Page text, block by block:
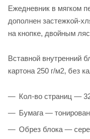
Ежедневник в мягком
дополнен застежкой-
на кнопке, двойным
Вставной внутренний
картона 250 г/м2, без
Кол-во страниц —
Бумага —
Обрез блока —